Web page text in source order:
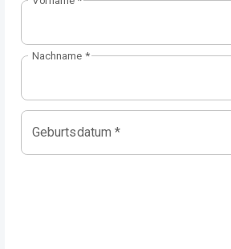
Nachname *
Geburtsdatum *